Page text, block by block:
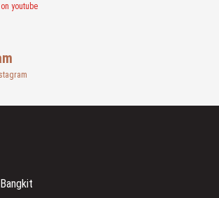
youtube